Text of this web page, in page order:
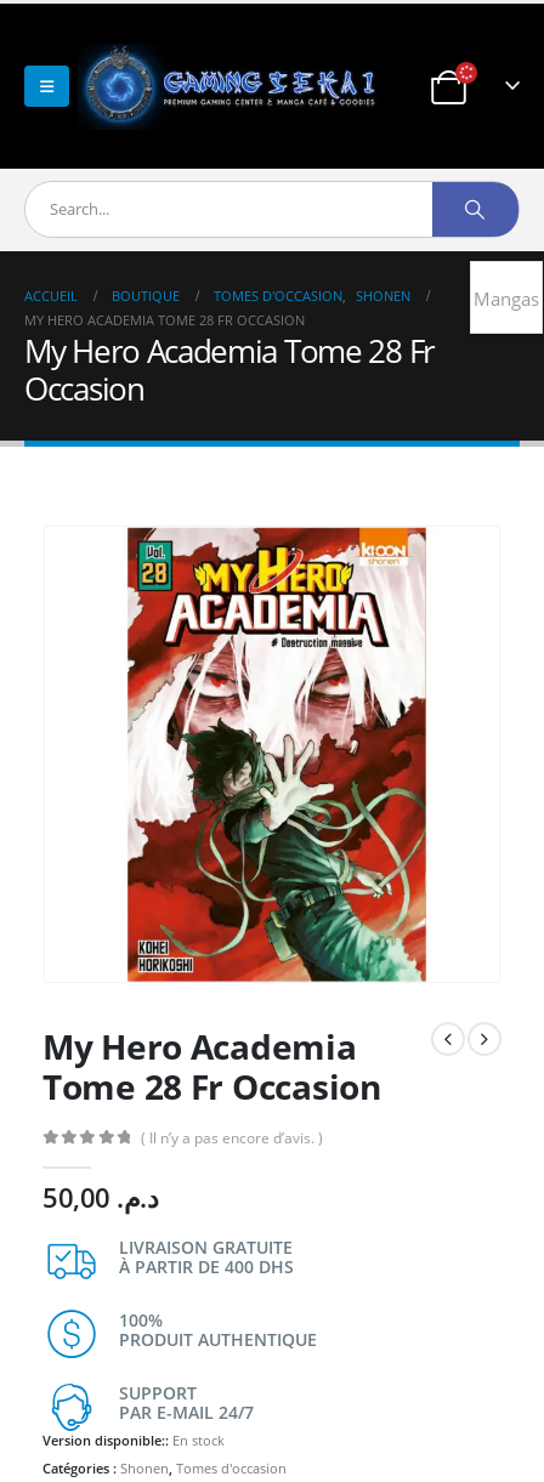
ACCUEIL BOUTIQUE TOMES D'OCCASION
SHONEN
MY HERO ACADEMIA TOME 28 FR OCCASION
My Hero Academia Tome 28 Fr
Occasion
My Hero Academia
Tome 28 Fr Occasion
( Il n’y a pas encore d’avis. )
د.م.
LIVRAISON GRATUITE
À PARTIR DE 400 DHS
100%
PRODUIT AUTHENTIQUE
SUPPORT
PAR E-MAIL 24/7
Version disponible:: En stock
Catégories : Shonen, Tomes d'occasion
Mangas